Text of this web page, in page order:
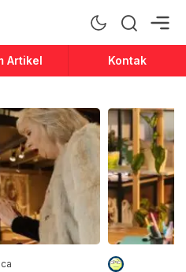
Artikel Kontak